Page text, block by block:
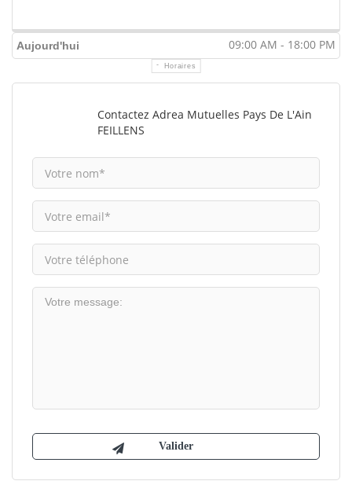
Aujourd'hui 09:00 AM - 18:00 PM
Horaires
Contactez Adrea Mutuelles Pays De L'Ain
FEILLENS